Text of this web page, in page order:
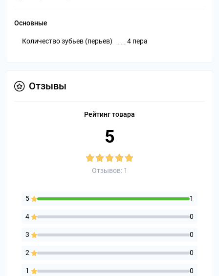
Основные
Количество зубьев (перьев) 4 пера
Отзывы
Рейтинг товара
5
Отзывов: 1
5 1
4 0
3 0
2 0
1 0